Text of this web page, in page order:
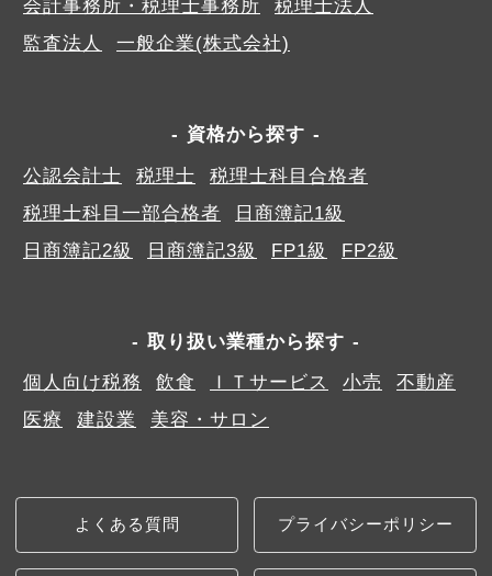
会計事務所・税理士事務所
税理士法人
監査法人
一般企業(株式会社)
資格から探す
公認会計士
税理士
税理士科目合格者
税理士科目一部合格者
日商簿記1級
日商簿記2級
日商簿記3級 FP1級 FP2級
取り扱い業種から探す
個人向け税務
飲食 ＩＴサービス 小売
不動産
医療
建設業 美容・サロン
よくある質問 プライバシーポリシー